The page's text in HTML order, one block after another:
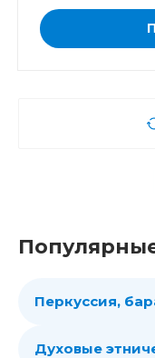
Перкуссия,
Духовые